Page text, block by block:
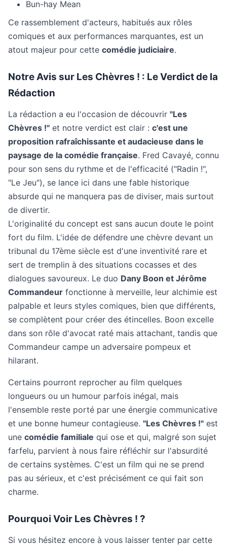
Bun-hay Mean
Ce rassemblement d'acteurs, habitués aux rôles
comiques et aux performances marquantes, est un
atout majeur pour cette comédie judiciaire.
Notre Avis sur Les Chèvres ! : Le Verdict de la
Rédaction
La rédaction a eu l'occasion de découvrir "Les
Chèvres !" et notre verdict est clair : c'est une
proposition rafraîchissante et audacieuse dans le
paysage de la comédie française. Fred Cavayé, connu
pour son sens du rythme et de l'efficacité ("Radin !",
"Le Jeu"), se lance ici dans une fable historique
absurde qui ne manquera pas de diviser, mais surtout
de divertir.
L'originalité du concept est sans aucun doute le point
fort du film. L'idée de défendre une chèvre devant un
tribunal du 17ème siècle est d'une inventivité rare et
sert de tremplin à des situations cocasses et des
dialogues savoureux. Le duo Dany Boon et Jérôme
Commandeur fonctionne à merveille, leur alchimie est
palpable et leurs styles comiques, bien que différents,
se complètent pour créer des étincelles. Boon excelle
dans son rôle d'avocat raté mais attachant, tandis que
Commandeur campe un adversaire pompeux et
hilarant.
Certains pourront reprocher au film quelques
longueurs ou un humour parfois inégal, mais
l'ensemble reste porté par une énergie communicative
et une bonne humeur contagieuse. "Les Chèvres !" est
une comédie familiale qui ose et qui, malgré son sujet
farfelu, parvient à nous faire réfléchir sur l'absurdité
de certains systèmes. C'est un film qui ne se prend
pas au sérieux, et c'est précisément ce qui fait son
charme.
Pourquoi Voir Les Chèvres ! ?
Si vous hésitez encore à vous laisser tenter par cette